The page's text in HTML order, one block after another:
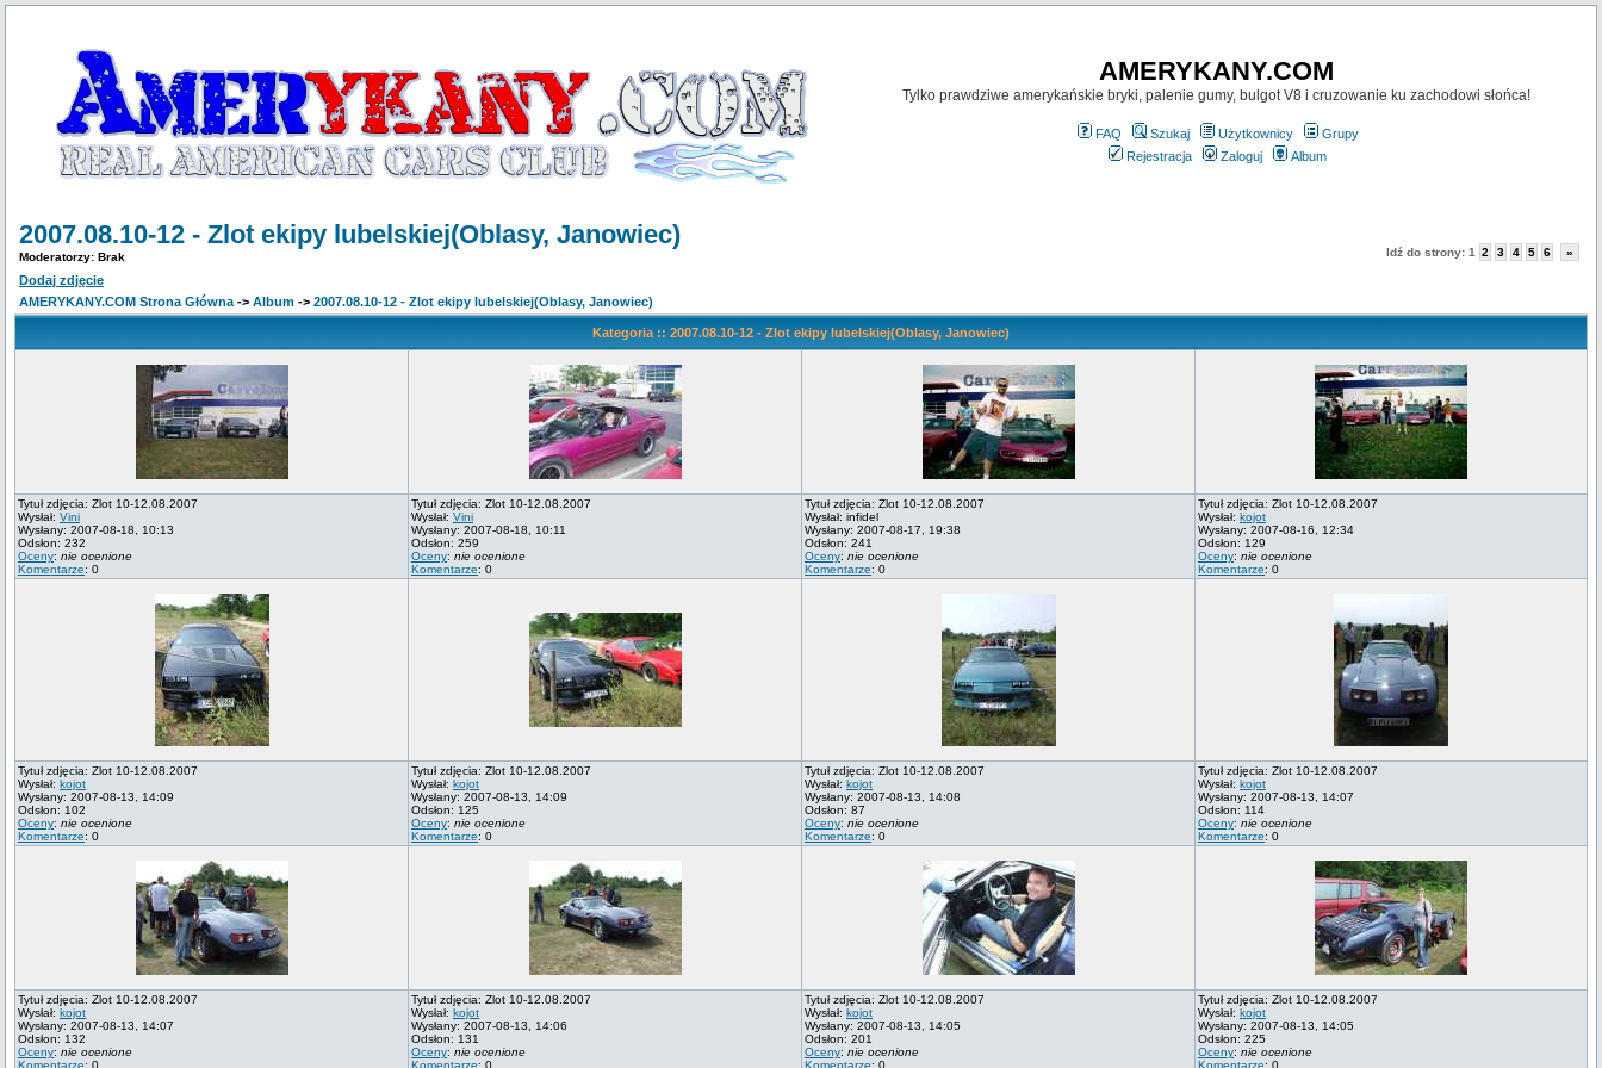
AMERYKANY.COM
Tylko prawdziwe amerykańskie bryki, palenie gumy, bulgot V8 i cruzowanie ku zachodowi słońca!
FAQ Szukaj Użytkownicy
Grupy
Rejestracja
Zaloguj Album
2007.08.10-12 - Zlot ekipy lubelskiej(Oblasy, Janowiec)
Moderatorzy: Brak Idź do strony: 1 2 3 4 5 6 »
Dodaj zdjęcie
AMERYKANY.COM Strona Główna -> Album -> 2007.08.10-12 - Zlot ekipy lubelskiej(Oblasy, Janowiec)
Kategoria :: 2007.08.10-12 - Zlot ekipy lubelskiej(Oblasy, Janowiec)
Tytuł zdjęcia: Zlot 10-12.08.2007
Wysłał: Vini
Wysłany: 2007-08-18, 10:13
Odsłon: 232
Oceny: nie ocenione
Komentarze: 0
Tytuł zdjęcia: Zlot 10-12.08.2007
Wysłał: Vini
Wysłany: 2007-08-18, 10:11
Odsłon: 259
Oceny: nie ocenione
Komentarze: 0
Tytuł zdjęcia: Zlot 10-12.08.2007
Wysłał: infidel
Wysłany: 2007-08-17, 19:38
Odsłon: 241
Oceny: nie ocenione
Komentarze: 0
Tytuł zdjęcia: Zlot 10-12.08.2007
Wysłał: kojot
Wysłany: 2007-08-16, 12:34
Odsłon: 129
Oceny: nie ocenione
Komentarze: 0
Tytuł zdjęcia: Zlot 10-12.08.2007
Wysłał: kojot
Wysłany: 2007-08-13, 14:09
Odsłon: 102
Oceny: nie ocenione
Komentarze: 0
Tytuł zdjęcia: Zlot 10-12.08.2007
Wysłał: kojot
Wysłany: 2007-08-13, 14:09
Odsłon: 125
Oceny: nie ocenione
Komentarze: 0
Tytuł zdjęcia: Zlot 10-12.08.2007
Wysłał: kojot
Wysłany: 2007-08-13, 14:08
Odsłon: 87
Oceny: nie ocenione
Komentarze: 0
Tytuł zdjęcia: Zlot 10-12.08.2007
Wysłał: kojot
Wysłany: 2007-08-13, 14:07
Odsłon: 114
Oceny: nie ocenione
Komentarze: 0
Tytuł zdjęcia: Zlot 10-12.08.2007
Wysłał: kojot
Wysłany: 2007-08-13, 14:07
Odsłon: 132
Oceny: nie ocenione
Komentarze: 0
Tytuł zdjęcia: Zlot 10-12.08.2007
Wysłał: kojot
Wysłany: 2007-08-13, 14:06
Odsłon: 131
Oceny: nie ocenione
Komentarze: 0
Tytuł zdjęcia: Zlot 10-12.08.2007
Wysłał: kojot
Wysłany: 2007-08-13, 14:05
Odsłon: 201
Oceny: nie ocenione
Komentarze: 0
Tytuł zdjęcia: Zlot 10-12.08.2007
Wysłał: kojot
Wysłany: 2007-08-13, 14:05
Odsłon: 225
Oceny: nie ocenione
Komentarze: 0